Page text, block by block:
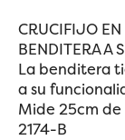
CRUCIFIJO
BENDITERA A
La benditera
a su
Mide 25cm de
2174-B